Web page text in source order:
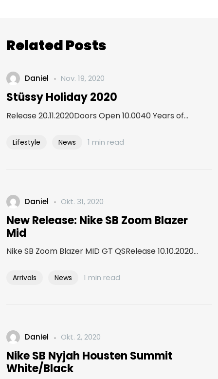
Related Posts
Daniel Nov. 19, 2020
Stüssy Holiday 2020
Release 20.11.2020Doors Open 10.0040 Years of...
Lifestyle News 1 min read
Daniel Okt. 31, 2020
New Release: Nike SB Zoom Blazer
Mid
Nike SB Zoom Blazer MID GT QSRelease 10.10.2020...
Arrivals News 1 min read
Daniel Okt. 2, 2020
Nike SB Nyjah Housten Summit
White/Black